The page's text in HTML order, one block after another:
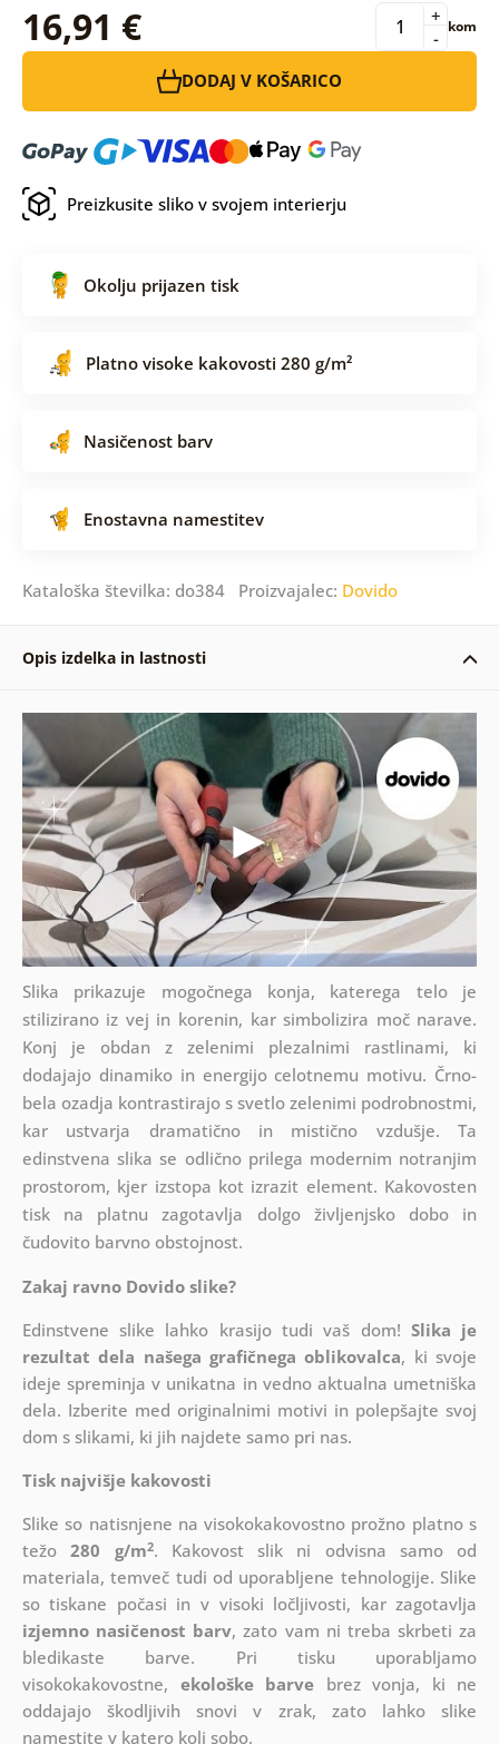
16,91 € -
+ kom
DODAJ V KOŠARICO
Preizkusite sliko v svojem interierju
Okolju prijazen tisk
Platno visoke kakovosti 280 g/m²
Nasičenost barv
Enostavna namestitev
Kataloška številka: do384 Proizvajalec: Dovido
Opis izdelka in lastnosti
Slika prikazuje mogočnega konja, katerega telo je
stilizirano iz vej in korenin, kar simbolizira moč narave.
Konj je obdan z zelenimi plezalnimi rastlinami, ki
dodajajo dinamiko in energijo celotnemu motivu. Črno-
bela ozadja kontrastirajo s svetlo zelenimi podrobnostmi,
kar ustvarja dramatično in mistično vzdušje. Ta
edinstvena slika se odlično prilega modernim notranjim
prostorom, kjer izstopa kot izrazit element. Kakovosten
tisk na platnu zagotavlja dolgo življenjsko dobo in
čudovito barvno obstojnost.
Zakaj ravno Dovido slike?
Edinstvene slike lahko krasijo tudi vaš dom! Slika je
rezultat dela našega grafičnega oblikovalca, ki svoje
ideje spreminja v unikatna in vedno aktualna umetniška
dela. Izberite med originalnimi motivi in polepšajte svoj
dom s slikami, ki jih najdete samo pri nas.
Tisk najvišje kakovosti
Slike so natisnjene na visokokakovostno prožno platno s
težo280 g/m2. Kakovost slik ni odvisna samo od
materiala, temveč tudi od uporabljene tehnologije. Slike
so tiskane počasi in v visoki ločljivosti, kar zagotavlja
izjemno nasičenost barv, zato vam ni treba skrbeti za
bledikaste barve. Pri tisku uporabljamo
visokokakovostne, ekološke barve brez vonja, ki ne
oddajajo škodljivih snovi v zrak, zato lahko slike
namestite v katero koli sobo.